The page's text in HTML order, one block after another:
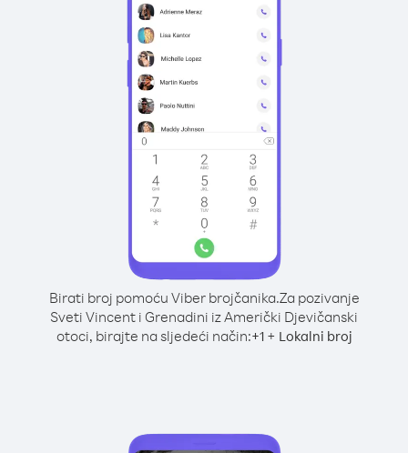
Birati broj pomoću Viber brojčanika.Za pozivanje
Sveti Vincent i Grenadini iz Američki Djevičanski
otoci, birajte na sljedeći način:+1+ Lokalni broj